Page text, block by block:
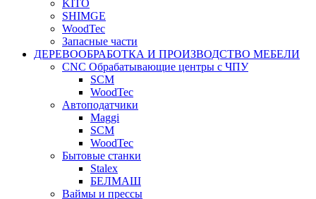
KITO
SHIMGE
WoodTec
Запасные части
ДЕРЕВООБРАБОТКА И ПРОИЗВОДСТВО МЕБЕЛИ
CNC Обрабатывающие центры с ЧПУ
SCM
WoodTec
Автоподатчики
Maggi
SCM
WoodTec
Бытовые станки
Stalex
БЕЛМАШ
Ваймы и прессы